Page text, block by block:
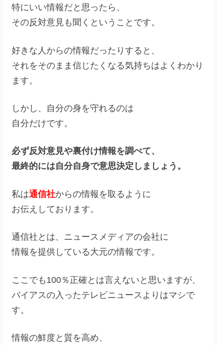
特にいい情報だと思ったら、
その反対意見も聞くということです。
好きな人からの情報だったりすると、
それをそのまま信じたくなる気持ちはよくわかり
ます。
しかし、自分の身を守れるのは
自分だけです。
必ず反対意見や裏付け情報を調べて、
最終的には自分自身で意思決定しましょう。
私は通信社からの情報を取るように
お伝えしております。
通信社とは、ニュースメディアの会社に
情報を提供している大元の情報です。
ここでも100％正確とは言えないと思いますが、
バイアスの入ったテレビニュースよりはマシで
す。
情報の鮮度と質を高め、